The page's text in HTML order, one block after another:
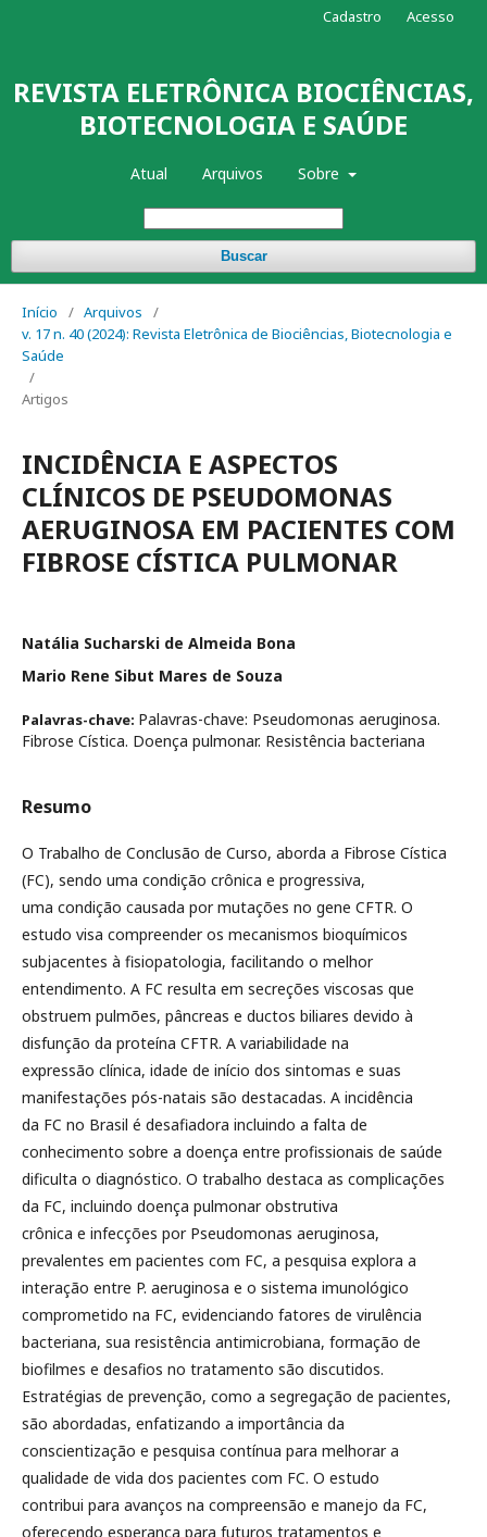
REVISTA ELETRÔNICA BIOCIÊNCIAS,
BIOTECNOLOGIA E SAÚDE
Atual Arquivos Sobre
Buscar
Cadastro Acesso
Início / Arquivos
/
v. 17 n. 40 (2024): Revista Eletrônica de Biociências, Biotecnologia e
Saúde
/
Artigos
INCIDÊNCIA E ASPECTOS
CLÍNICOS DE PSEUDOMONAS
AERUGINOSA EM PACIENTES COM
FIBROSE CÍSTICA PULMONAR
Natália Sucharski de Almeida Bona
Mario Rene Sibut Mares de Souza
Palavras-chave: Palavras-chave: Pseudomonas aeruginosa.
Fibrose Cística. Doença pulmonar. Resistência bacteriana
Resumo
O Trabalho de Conclusão de Curso, aborda a Fibrose Cística
(FC), sendo uma condição crônica e progressiva,
uma condição causada por mutações no gene CFTR. O
estudo visa compreender os mecanismos bioquímicos
subjacentes à fisiopatologia, facilitando o melhor
entendimento. A FC resulta em secreções viscosas que
obstruem pulmões, pâncreas e ductos biliares devido à
disfunção da proteína CFTR. A variabilidade na
expressão clínica, idade de início dos sintomas e suas
manifestações pós-natais são destacadas. A incidência
da FC no Brasil é desafiadora incluindo a falta de
conhecimento sobre a doença entre profissionais de saúde
dificulta o diagnóstico. O trabalho destaca as complicações
da FC, incluindo doença pulmonar obstrutiva
crônica e infecções por Pseudomonas aeruginosa,
prevalentes em pacientes com FC, a pesquisa explora a
interação entre P. aeruginosa e o sistema imunológico
comprometido na FC, evidenciando fatores de virulência
bacteriana, sua resistência antimicrobiana, formação de
biofilmes e desafios no tratamento são discutidos.
Estratégias de prevenção, como a segregação de pacientes,
são abordadas, enfatizando a importância da
conscientização e pesquisa contínua para melhorar a
qualidade de vida dos pacientes com FC. O estudo
contribui para avanços na compreensão e manejo da FC,
oferecendo esperança para futuros tratamentos e